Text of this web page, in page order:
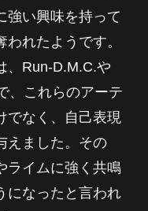
強い興味を持って
れたようです。
、Run-D.M.C.や
、これらのアーテ
でなく、自己表現
えました。その
ライムに強く共鳴
になったと言われ